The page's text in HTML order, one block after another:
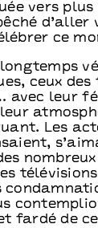
vers plus
ce
ceux
avec leur
Les
fardé de